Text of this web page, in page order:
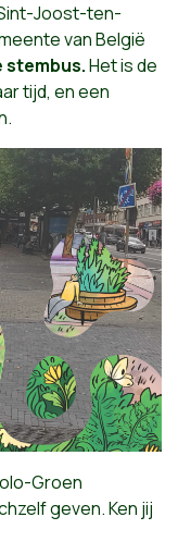
Joost-ten-
van België
stembus.Het is de
tijd, en een
Groen
geven. Ken jij